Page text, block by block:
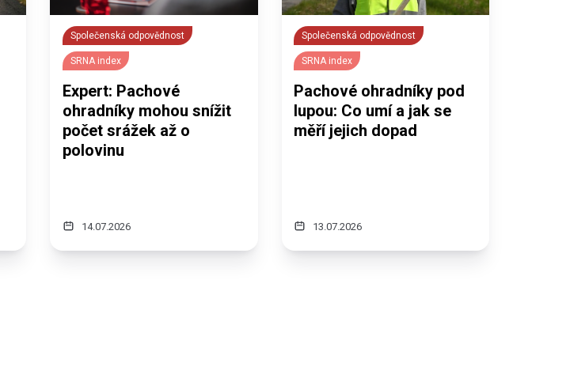
Společenská odpovědnost
SRNA index
Expert: Pachové
ohradníky mohou snížit
počet srážek až o
polovinu
14.07.2026
Společenská odpovědnost
SRNA index
Pachové ohradníky pod
lupou: Co umí a jak se
měří jejich dopad
13.07.2026